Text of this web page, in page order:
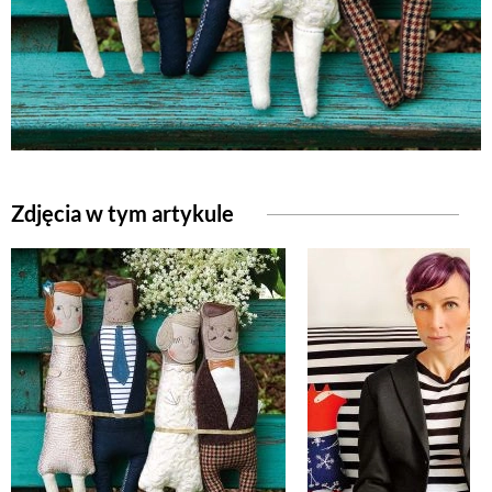
Zdjęcia w tym artykule